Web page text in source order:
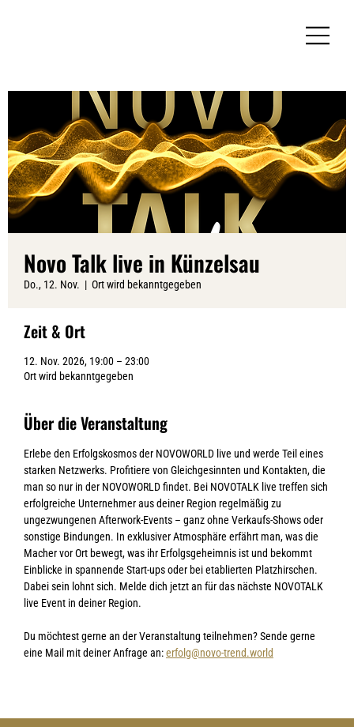
Novo Talk live in Künzelsau
Do., 12. Nov.
  |
Ort wird bekanntgegeben
Zeit & Ort
12. Nov. 2026, 19:00 – 23:00
Ort wird bekanntgegeben
Über die Veranstaltung
Erlebe den Erfolgskosmos der NOVOWORLD live und werde Teil eines
starken Netzwerks. Profitiere von Gleichgesinnten und Kontakten, die
man so nur in der NOVOWORLD findet. Bei NOVOTALK live treffen sich
erfolgreiche Unternehmer aus deiner Region regelmäßig zu
ungezwungenen Afterwork-Events – ganz ohne Verkaufs-Shows oder
sonstige Bindungen. In exklusiver Atmosphäre erfährt man, was die
Macher vor Ort bewegt, was ihr Erfolgsgeheimnis ist und bekommt
Einblicke in spannende Start-ups oder bei etablierten Platzhirschen.
Dabei sein lohnt sich. Melde dich jetzt an für das nächste NOVOTALK
live Event in deiner Region.
Du möchtest gerne an der Veranstaltung teilnehmen? Sende gerne
eine Mail mit deiner Anfrage an: erfolg@novo-trend.world